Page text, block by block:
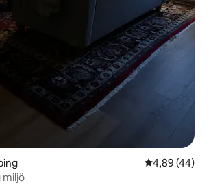
4,89 av 5 i
4,89 (44)
miljö